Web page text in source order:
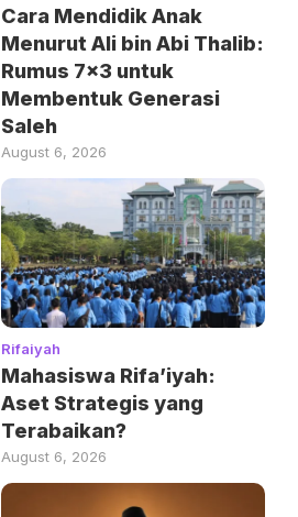
Cara Mendidik Anak
Menurut Ali bin Abi Thalib:
Rumus 7×3 untuk
Membentuk Generasi
Saleh
August 6, 2026
Rifaiyah
Mahasiswa Rifa’iyah:
Aset Strategis yang
Terabaikan?
August 6, 2026